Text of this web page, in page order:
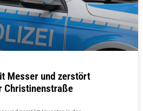
Messer und zerstört
Christinenstraße